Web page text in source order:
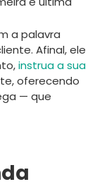
a palavra
Afinal, ele
instrua a sua
oferecendo
— que